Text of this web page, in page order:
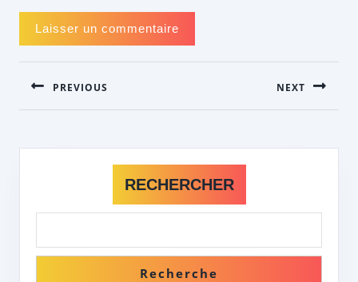
NAVIGATION
DE
L’ARTICLE
PREVIOUS NEXT
RECHERCHER
Recherche